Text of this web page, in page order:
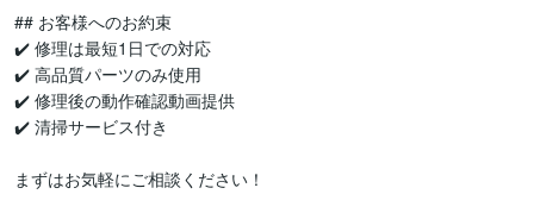
## お客様へのお約束
✔️ 修理は最短1日での対応
✔️ 高品質パーツのみ使用
✔️ 修理後の動作確認動画提供
✔️ 清掃サービス付き
まずはお気軽にご相談ください！